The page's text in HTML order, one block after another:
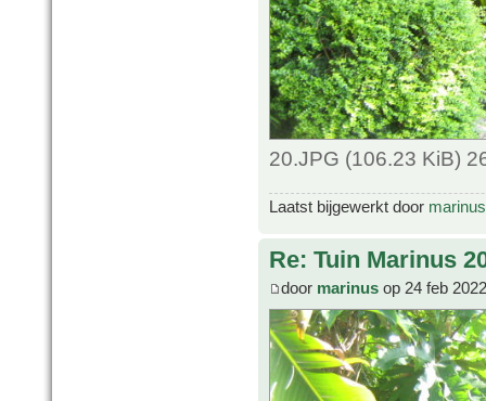
20.JPG (106.23 KiB)
Laatst bijgewerkt door marinus
Re: Tuin Marinus
door marinus op 24 feb